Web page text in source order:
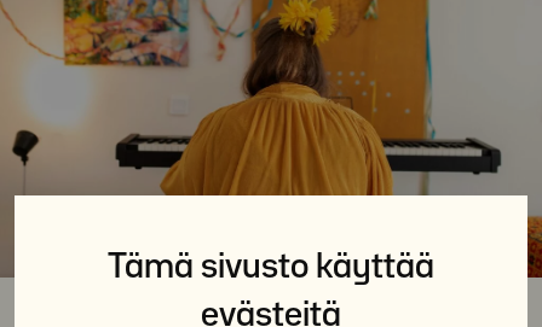
Tämä sivusto käyttää
evästeitä